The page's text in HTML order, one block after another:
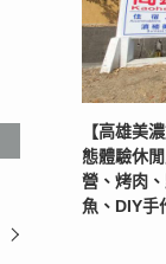
【高雄美
態體驗休
營、烤肉
魚、DIY手